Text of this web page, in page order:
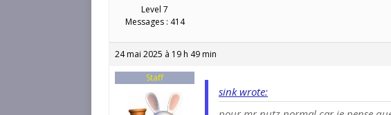
Level 7
Messages : 414
24 mai 2025 à 19 h 49 min
Staff
sink wrote: